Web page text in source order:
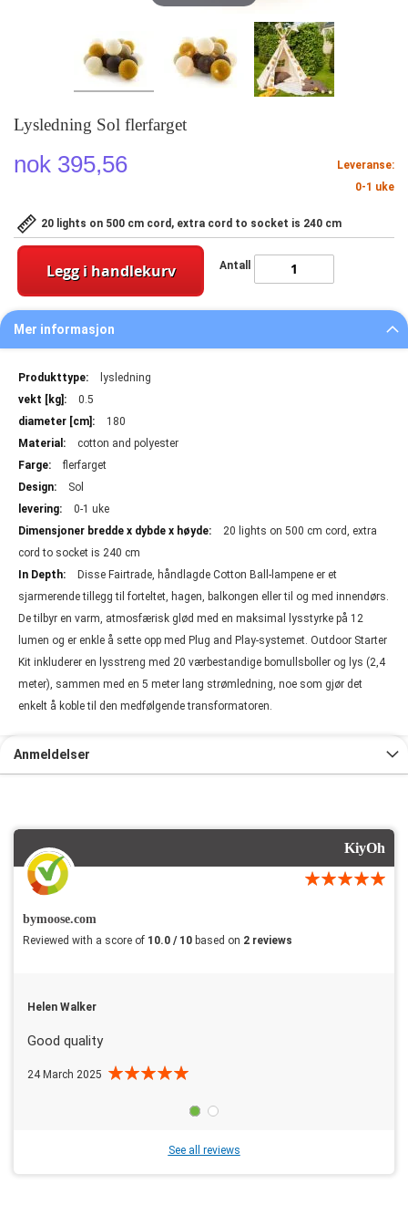
Lysledning Sol flerfarget
nok 395,56
Leveranse:
0-1 uke
20 lights on 500 cm cord, extra cord to socket is 240 cm
Antall
Legg i handlekurv
Mer informasjon
Mer
informasjon
lysledning
0.5
180
cotton and polyester
flerfarget
Sol
0-1 uke
20 lights on 500 cm cord, extra
cord to socket is 240 cm
Disse Fairtrade, håndlagde Cotton Ball-lampene er et
sjarmerende tillegg til forteltet, hagen, balkongen eller til og med innendørs.
De tilbyr en varm, atmosfærisk glød med en maksimal lysstyrke på 12
lumen og er enkle å sette opp med Plug and Play-systemet. Outdoor Starter
Kit inkluderer en lysstreng med 20 værbestandige bomullsboller og lys (2,4
meter), sammen med en 5 meter lang strømledning, noe som gjør det
enkelt å koble til den medfølgende transformatoren.
Anmeldelser
KiyOh
bymoose.com
Reviewed with a score of 10.0 / 10 based on 2 reviews
Helen Walker
Good quality
24 March 2025
See all reviews